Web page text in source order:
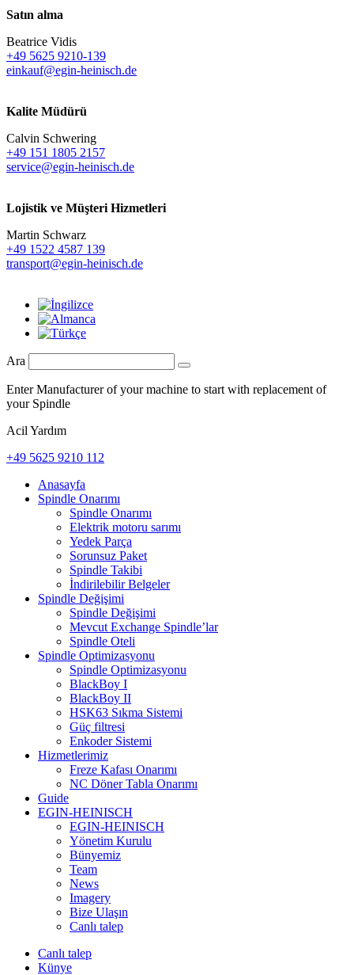
Satın alma
Beatrice Vidis
+49 5625 9210-139
einkauf@egin-heinisch.de
Kalite Müdürü
Calvin Schwering
+49 151 1805 2157
service@egin-heinisch.de
Lojistik ve Müşteri Hizmetleri
Martin Schwarz
+49 1522 4587 139
transport@egin-heinisch.de
Ara
Enter Manufacturer of your machine to start with replacement of
your Spindle
Acil Yardım
+49 5625 9210 112
Anasayfa
Spindle Onarımı
Spindle Onarımı
Elektrik motoru sarımı
Yedek Parça
Sorunsuz Paket
Spindle Takibi
İndirilebilir Belgeler
Spindle Değişimi
Spindle Değişimi
Mevcut Exchange Spindle’lar
Spindle Oteli
Spindle Optimizasyonu
Spindle Optimizasyonu
BlackBoy I
BlackBoy II
HSK63 Sıkma Sistemi
Güç filtresi
Enkoder Sistemi
Hizmetlerimiz
Freze Kafası Onarımı
NC Döner Tabla Onarımı
Guide
EGIN-HEINISCH
EGIN-HEINISCH
Yönetim Kurulu
Bünyemiz
Team
News
Imagery
Bize Ulaşın
Canlı talep
Canlı talep
Künye